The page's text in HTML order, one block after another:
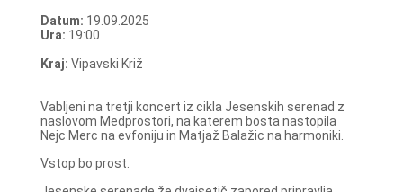
Datum: 19.09.2025
Ura: 19:00
Kraj: Vipavski Križ
Vabljeni na tretji koncert iz cikla Jesenskih serenad z
naslovom Medprostori, na katerem bosta nastopila
Nejc Merc na evfoniju in Matjaž Balažic na harmoniki.
Vstop bo prost.